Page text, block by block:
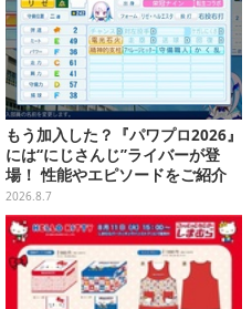
もう加入した？『パワプロ2026』
には“にじさんじ”ライバーが登
場！ 性能やエピソードをご紹介
2026.8.7